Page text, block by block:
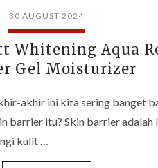
30 AUGUST 2024
Whitening Aqua
Gel Moisturizer
akhir ini kita sering banget
barrier itu? Skin barrier adalah
kulit …